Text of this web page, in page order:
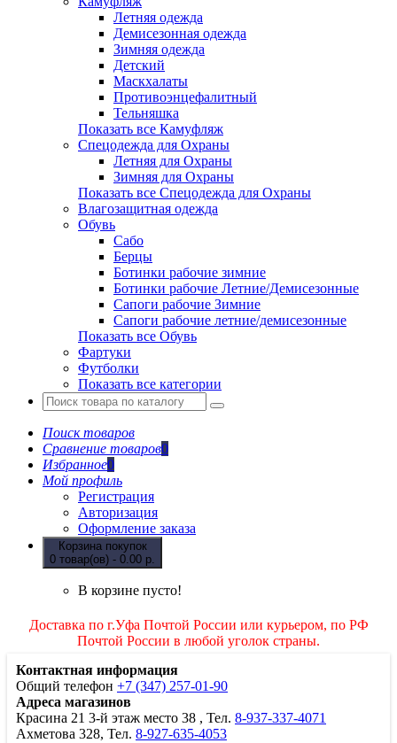
Летняя одежда
Демисезонная одежда
Зимняя одежда
Детский
Маскхалаты
Противоэнцефалитный
Тельняшка
Показать все Камуфляж
Спецодежда для Охраны
Летняя для Охраны
Зимняя для Охраны
Показать все Спецодежда для Охраны
Влагозащитная одежда
Обувь
Сабо
Берцы
Ботинки рабочие зимние
Ботинки рабочие Летние/Демисезонные
Сапоги рабочие Зимние
Сапоги рабочие летние/демисезонные
Показать все Обувь
Фартуки
Футболки
Показать все категории
Поиск товаров
Сравнение товаров0
Избранное0
Мой профиль
Регистрация
Авторизация
Оформление заказа
Корзина покупок
0 товар(ов) - 0.00 р.
В корзине пусто!
Доставка по г.Уфа Почтой России или курьером, по РФ
Почтой России в любой уголок страны.
Контактная информация
Общий телефон +7 (347) 257-01-90
Адреса магазинов
Красина 21 3-й этаж место 38 , Тел. 8-937-337-4071
Ахметова 328, Тел. 8-927-635-4053